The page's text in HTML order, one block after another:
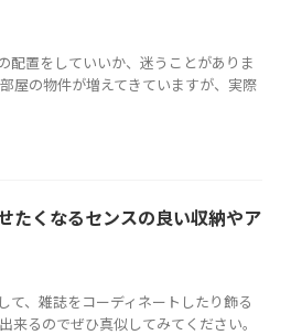
配置をしていいか、迷うことがありま
屋の物件が増えてきていますが、実際
たくなるセンスの良い収納やア
て、雑誌をコーディネートしたり飾る
るのでぜひ真似してみてください。